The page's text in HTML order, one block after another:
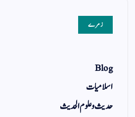
زمرے
Blog
اسلامیات
حدیث و علوم الحدیث